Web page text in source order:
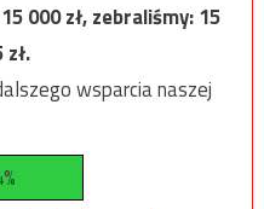
15 000zł, zebraliśmy:15
zł.
wsparcia naszej